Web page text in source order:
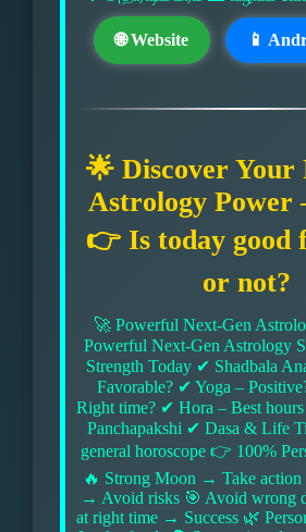
🌐 Website 📱
🌟 Discover Your
Astrology Power
👉 Is today
or not?
🚀 Powerful Next-Gen
Powerful Next-Gen Astrology
Strength Today ✔ Shadbala
Favorable? ✔ Yoga –
Right time? ✔ Hora – Best
Panchapakshi ✔ Dasa & Life
general horoscope 👉 100%
🔥 Strong Moon → Take
→ Avoid risks 🎯 Avoid wrong
at right time → Success 🌿